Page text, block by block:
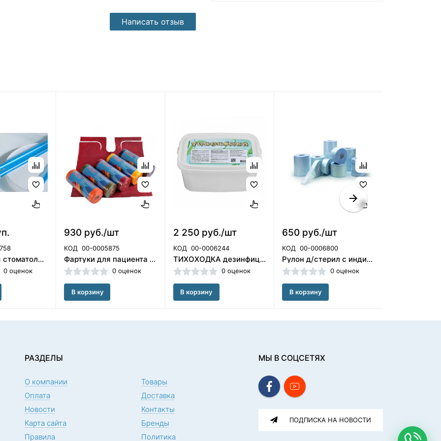
Написать отзыв
Слюноотсос стоматологический одноразовый со съемным наконечником 100шт, TREVITA, Беларусь
0 оценок
930 руб./шт
КОД 00-0005875
Фартуки для пациента бумажно-полиэтиленовые в рулоне 80 шт.Цвет:Бордо ООО «Кристи» (Россия)
0 оценок
В корзину
2 250 руб./шт
КОД 00-0006244
ТИХОХОДКА дезинфицирующее средство с моющим эффектом 40шт (НДС20%)/ЧЕСТНЫЙ ЗНАК
0 оценок
В корзину
650 руб./шт
КОД 00-0006800
Рулон д/стерил с индик 210*50, Клинипак. Россия (НДС 10%))
0 оценок
В корзину
РАЗДЕЛЫ
О компании
Товары
Оплата
Доставка
Новости
Контакты
Карта сайта
Бренды
Правила
Политика
МЫ В СОЦСЕТЯХ
ПОДПИСКА НА НОВОСТИ